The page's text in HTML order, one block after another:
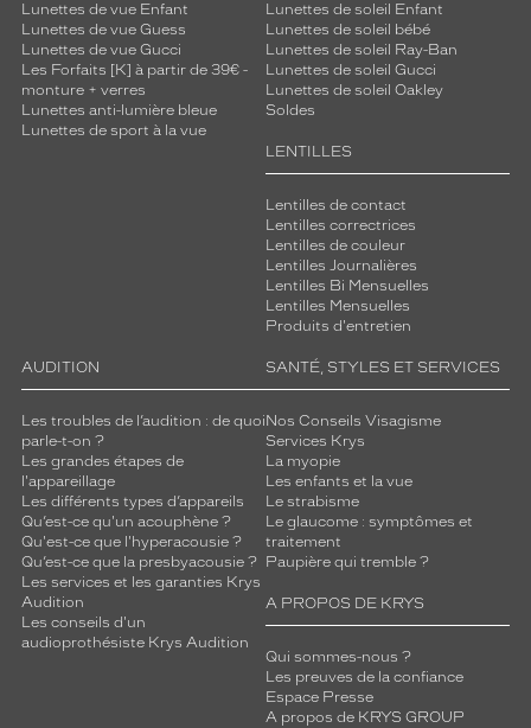
Lunettes de vue Enfant
Lunettes de vue Guess
Lunettes de vue Gucci
Les Forfaits [K] à partir de 39€ -
monture + verres
Lunettes anti-lumière bleue
Lunettes de sport à la vue
Lunettes de soleil Enfant
Lunettes de soleil bébé
Lunettes de soleil Ray-Ban
Lunettes de soleil Gucci
Lunettes de soleil Oakley
Soldes
LENTILLES
Lentilles de contact
Lentilles correctrices
Lentilles de couleur
Lentilles Journalières
Lentilles Bi Mensuelles
Lentilles Mensuelles
Produits d'entretien
AUDITION
Les troubles de l’audition : de quoi
parle-t-on ?
Les grandes étapes de
l'appareillage
Les différents types d’appareils
Qu’est-ce qu'un acouphène ?
Qu'est-ce que l'hyperacousie ?
Qu’est-ce que la presbyacousie ?
Les services et les garanties Krys
Audition
Les conseils d'un
audioprothésiste Krys Audition
SANTÉ, STYLES ET SERVICES
Nos Conseils Visagisme
Services Krys
La myopie
Les enfants et la vue
Le strabisme
Le glaucome : symptômes et
traitement
Paupière qui tremble ?
A PROPOS DE KRYS
Qui sommes-nous ?
Les preuves de la confiance
Espace Presse
A propos de KRYS GROUP